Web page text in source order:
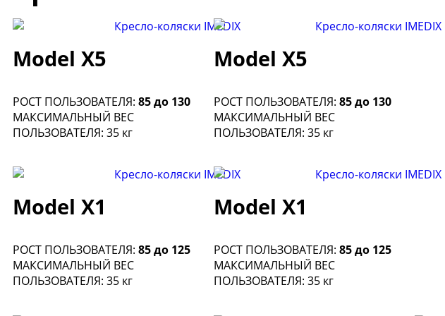
Model X5
РОСТ ПОЛЬЗОВАТЕЛЯ: 85 до 130
МАКСИМАЛЬНЫЙ ВЕС
ПОЛЬЗОВАТЕЛЯ: 35 кг
Model X5
РОСТ ПОЛЬЗОВАТЕЛЯ: 85 до 130
МАКСИМАЛЬНЫЙ ВЕС
ПОЛЬЗОВАТЕЛЯ: 35 кг
Model X1
РОСТ ПОЛЬЗОВАТЕЛЯ: 85 до 125
МАКСИМАЛЬНЫЙ ВЕС
ПОЛЬЗОВАТЕЛЯ: 35 кг
Model X1
РОСТ ПОЛЬЗОВАТЕЛЯ: 85 до 125
МАКСИМАЛЬНЫЙ ВЕС
ПОЛЬЗОВАТЕЛЯ: 35 кг